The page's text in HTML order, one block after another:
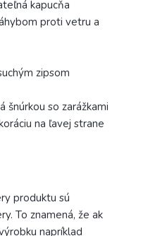
kapucňa
proti vetru a
zipsom
šnúrkou so zarážkami
na ľavej strane
produktu sú
To znamená, že ak
napríklad